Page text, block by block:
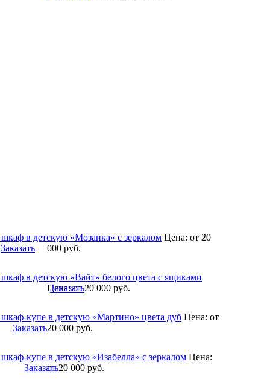
в детскую «Мозаика» с зеркалом Цена: от 20
000руб.
Заказать
в детскую «Вайт» белого цвета с ящиками
Цена:от 20 000руб.
Заказать
купе в детскую «Мартино» цвета дуб Цена: от
20 000руб.
Заказать
купе в детскую «Изабелла» с зеркалом Цена:
от 20 000руб.
Заказать